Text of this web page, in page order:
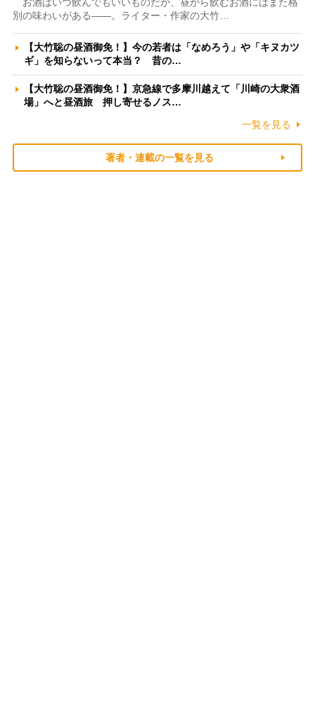
お酒はいつ飲んでもいいものだが、昼から飲むお酒にはまた格
別の味わいがある――。ライター・作家の大竹…
【大竹聡の昼酒御免！】今の若者は「なめろう」や「キヌカツ
ギ」を知らないって本当？ 昔の…
【大竹聡の昼酒御免！】京急線で多摩川越えて「川崎の大衆酒
場」へと昼酒旅 押し寄せるノス…
一覧を見る
著者・連載の一覧を見る